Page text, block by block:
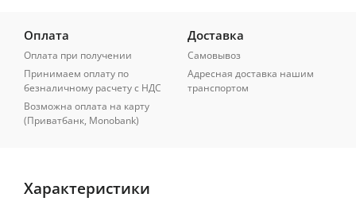
Оплата
Оплата при получении
Принимаем оплату по
безналичному расчету с НДС
Возможна оплата на карту
(Приватбанк, Monobank)
Доставка
Самовывоз
Адресная доставка нашим
транспортом
Характеристики